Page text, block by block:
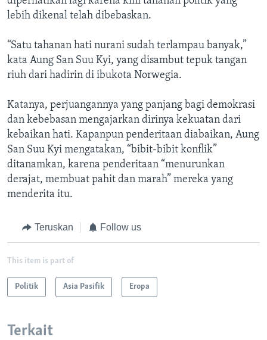
lebih dikenal telah dibebaskan.
“Satu tahanan hati nurani sudah terlampau banyak,”
kata Aung San Suu Kyi, yang disambut tepuk tangan
riuh dari hadirin di ibukota Norwegia.
Katanya, perjuangannya yang panjang bagi demokrasi
dan kebebasan mengajarkan dirinya kekuatan dari
kebaikan hati. Kapanpun penderitaan diabaikan, Aung
San Suu Kyi mengatakan, “bibit-bibit konflik”
ditanamkan, karena penderitaan “menurunkan
derajat, membuat pahit dan marah” mereka yang
menderita itu.
Teruskan Follow us
This item is part of
Politik Asia Pasifik Eropa
Terkait